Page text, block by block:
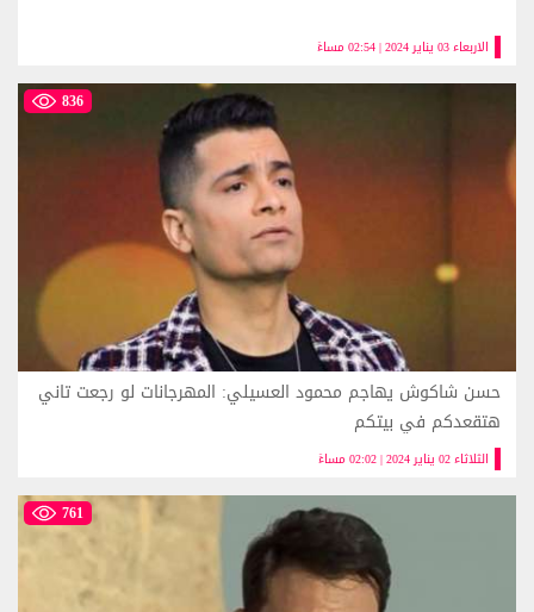
الاربعاء 03 يناير 2024 | 02:54 مساءً
836
الثلاثاء 02 يناير 2024 | 02:02 مساءً
حسن شاكوش يهاجم محمود العسيلي: المهرجانات لو رجعت تاني
هتقعدكم في بيتكم
761